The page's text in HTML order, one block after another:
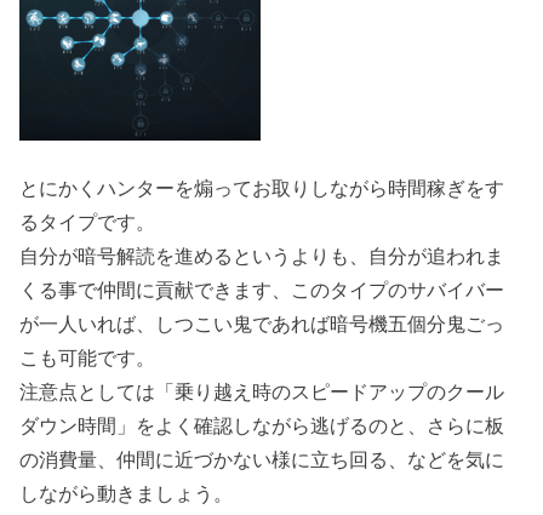
とにかくハンターを煽ってお取りしながら時間稼ぎをす
るタイプです。
自分が暗号解読を進めるというよりも、自分が追われま
くる事で仲間に貢献できます、このタイプのサバイバー
が一人いれば、しつこい鬼であれば暗号機五個分鬼ごっ
こも可能です。
注意点としては「乗り越え時のスピードアップのクール
ダウン時間」をよく確認しながら逃げるのと、さらに板
の消費量、仲間に近づかない様に立ち回る、などを気に
しながら動きましょう。